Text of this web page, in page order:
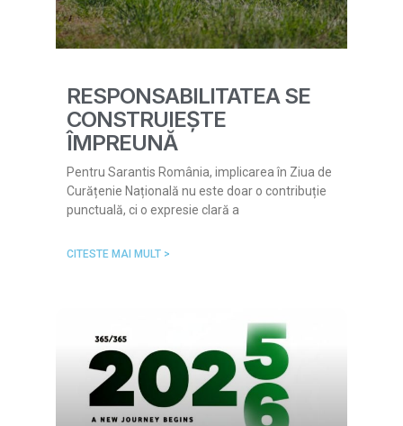
RESPONSABILITATEA SE
CONSTRUIEȘTE
ÎMPREUNĂ
Pentru Sarantis România, implicarea în Ziua de
Curățenie Națională nu este doar o contribuție
punctuală, ci o expresie clară a
CITESTE MAI MULT >